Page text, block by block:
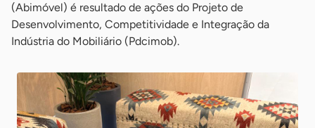
(Abimóvel) é resultado de ações do Projeto de
Desenvolvimento, Competitividade e Integração da
Indústria do Mobiliário (Pdcimob).